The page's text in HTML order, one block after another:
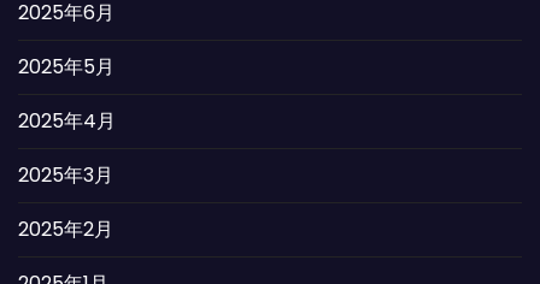
2025年6月
2025年5月
2025年4月
2025年3月
2025年2月